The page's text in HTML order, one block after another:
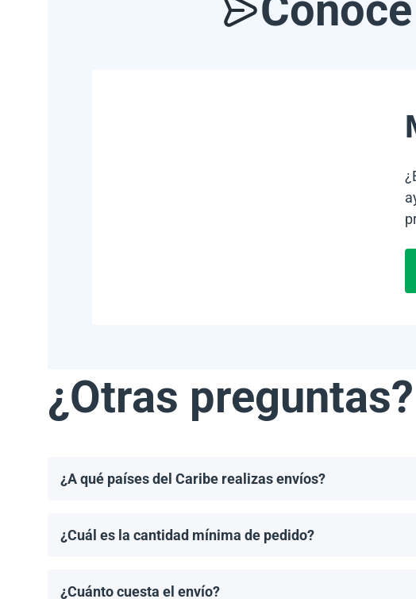
¿Otras preguntas?
¿A qué países del Caribe realizas envíos?
¿Cuál es la cantidad mínima de pedido?
¿Cuánto cuesta el envío?